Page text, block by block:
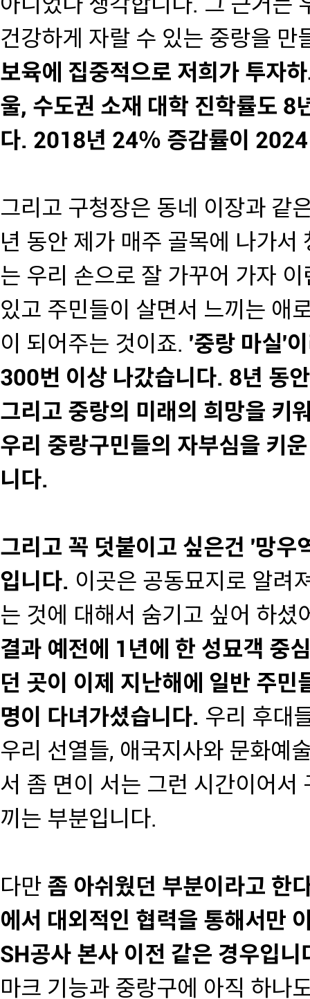
건강하게 자랄 수 있는 중랑을
보육에 집중적으로 저희가 투자
울, 수도권 소재 대학 진학률도 8
다. 2018년 24％ 증감률이
그리고 구청장은 동네 이장과 같
년 동안 제가 매주 골목에 나가서
는 우리 손으로 잘 가꾸어 가자
있고 주민들이 살면서 느끼는 애
이 되어주는 것이죠. '중랑 마실'
300번 이상 나갔습니다. 8년 동
그리고 중랑의 미래의 희망을 키
우리 중랑구민들의 자부심을 키
니다.
그리고 꼭 덧붙이고 싶은건 '망우
입니다. 이곳은 공동묘지로 알려
는 것에 대해서 숨기고 싶어 하셨
결과 예전에 1년에 한 성묘객 중
던 곳이 이제 지난해에 일반 주
명이 다녀가셨습니다. 우리 후대
우리 선열들, 애국지사와 문화예
서 좀 면이 서는 그런 시간이어서
끼는 부분입니다.
다만 좀 아쉬웠던 부분이라고 한
에서 대외적인 협력을 통해서만
SH공사 본사 이전 같은 경우입니
마크 기능과 중랑구에 아직 하나